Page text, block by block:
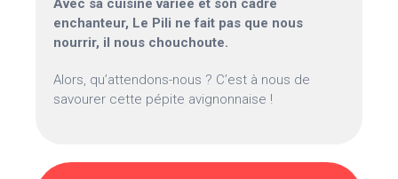
Avec sa cuisine variée et son cadre
enchanteur, Le Pili ne fait pas que nous
nourrir, il nous chouchoute.
Alors, qu’attendons-nous ? C’est à nous de
savourer cette pépite avignonnaise !